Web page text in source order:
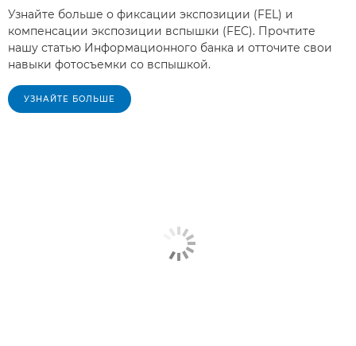
Узнайте больше о фиксации экспозиции (FEL) и
компенсации экспозиции вспышки (FEC). Прочтите
нашу статью Информационного банка и отточите свои
навыки фотосъемки со вспышкой.
УЗНАЙТЕ БОЛЬШЕ